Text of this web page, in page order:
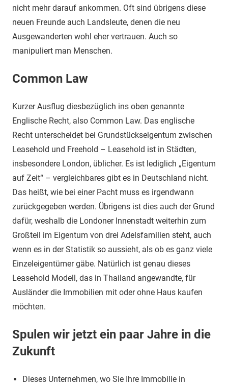
nicht mehr darauf ankommen. Oft sind übrigens diese
neuen Freunde auch Landsleute, denen die neu
Ausgewanderten wohl eher vertrauen. Auch so
manipuliert man Menschen.
Common Law
Kurzer Ausflug diesbezüglich ins oben genannte
Englische Recht, also Common Law. Das englische
Recht unterscheidet bei Grundstückseigentum zwischen
Leasehold und Freehold – Leasehold ist in Städten,
insbesondere London, üblicher. Es ist lediglich „Eigentum
auf Zeit“ – vergleichbares gibt es in Deutschland nicht.
Das heißt, wie bei einer Pacht muss es irgendwann
zurückgegeben werden. Übrigens ist dies auch der Grund
dafür, weshalb die Londoner Innenstadt weiterhin zum
Großteil im Eigentum von drei Adelsfamilien steht, auch
wenn es in der Statistik so aussieht, als ob es ganz viele
Einzeleigentümer gäbe. Natürlich ist genau dieses
Leasehold Modell, das in Thailand angewandte, für
Ausländer die Immobilien mit oder ohne Haus kaufen
möchten.
Spulen wir jetzt ein paar Jahre in die
Zukunft
Dieses Unternehmen, wo Sie Ihre Immobilie in